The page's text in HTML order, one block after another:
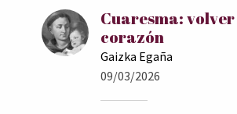
Cuaresma:
corazón
Gaizka Egaña
09/03/2026